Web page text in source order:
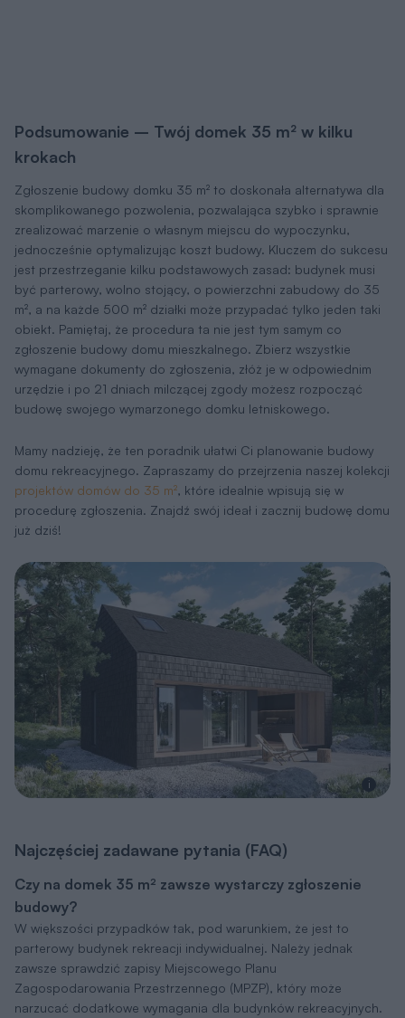
Podsumowanie – Twój domek 35 m² w kilku
krokach
Zgłoszenie budowy domku 35 m² to doskonała alternatywa dla
skomplikowanego pozwolenia, pozwalająca szybko i sprawnie
zrealizować marzenie o własnym miejscu do wypoczynku,
jednocześnie optymalizując koszt budowy. Kluczem do sukcesu
jest przestrzeganie kilku podstawowych zasad: budynek musi
być parterowy, wolno stojący, o powierzchni zabudowy do 35
m², a na każde 500 m² działki może przypadać tylko jeden taki
obiekt. Pamiętaj, że procedura ta nie jest tym samym co
zgłoszenie budowy domu mieszkalnego. Zbierz wszystkie
wymagane dokumenty do zgłoszenia, złóż je w odpowiednim
urzędzie i po 21 dniach milczącej zgody możesz rozpocząć
budowę swojego wymarzonego domku letniskowego.
Mamy nadzieję, że ten poradnik ułatwi Ci planowanie budowy
domu rekreacyjnego. Zapraszamy do przejrzenia naszej kolekcji
projektów domów do 35 m², które idealnie wpisują się w
procedurę zgłoszenia. Znajdź swój ideał i zacznij budowę domu
już dziś!
i
Najczęściej zadawane pytania (FAQ)
Czy na domek 35 m² zawsze wystarczy zgłoszenie
budowy?
W większości przypadków tak, pod warunkiem, że jest to
parterowy budynek rekreacji indywidualnej. Należy jednak
zawsze sprawdzić zapisy Miejscowego Planu
Zagospodarowania Przestrzennego (MPZP), który może
narzucać dodatkowe wymagania dla budynków rekreacyjnych.